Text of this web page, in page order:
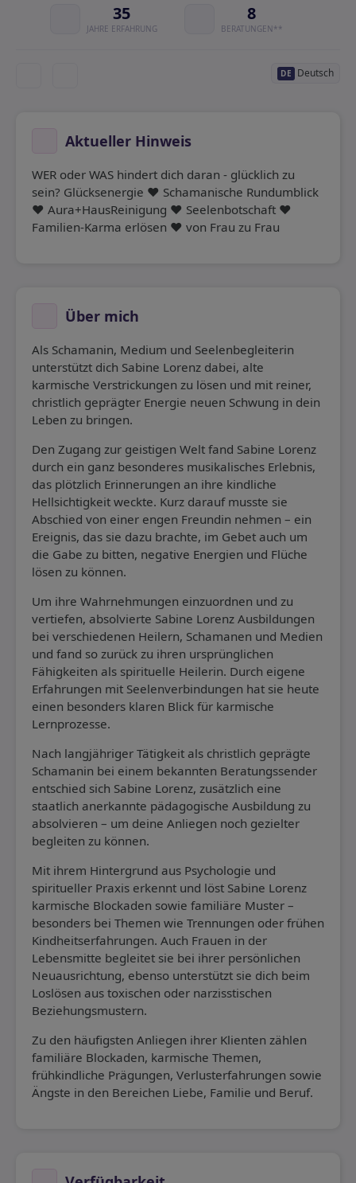
35
JAHRE ERFAHRUNG
8
BERATUNGEN**
DE Deutsch
Aktueller Hinweis
WER oder WAS hindert dich daran - glücklich zu
sein? Glücksenergie ❤️ Schamanische Rundumblick
❤️ Aura+HausReinigung ❤️ Seelenbotschaft ❤️
Familien-Karma erlösen ❤️ von Frau zu Frau
Über mich
Als Schamanin, Medium und Seelenbegleiterin
unterstützt dich Sabine Lorenz dabei, alte
karmische Verstrickungen zu lösen und mit reiner,
christlich geprägter Energie neuen Schwung in dein
Leben zu bringen.
Den Zugang zur geistigen Welt fand Sabine Lorenz
durch ein ganz besonderes musikalisches Erlebnis,
das plötzlich Erinnerungen an ihre kindliche
Hellsichtigkeit weckte. Kurz darauf musste sie
Abschied von einer engen Freundin nehmen – ein
Ereignis, das sie dazu brachte, im Gebet auch um
die Gabe zu bitten, negative Energien und Flüche
lösen zu können.
Um ihre Wahrnehmungen einzuordnen und zu
vertiefen, absolvierte Sabine Lorenz Ausbildungen
bei verschiedenen Heilern, Schamanen und Medien
und fand so zurück zu ihren ursprünglichen
Fähigkeiten als spirituelle Heilerin. Durch eigene
Erfahrungen mit Seelenverbindungen hat sie heute
einen besonders klaren Blick für karmische
Lernprozesse.
Nach langjähriger Tätigkeit als christlich geprägte
Schamanin bei einem bekannten Beratungssender
entschied sich Sabine Lorenz, zusätzlich eine
staatlich anerkannte pädagogische Ausbildung zu
absolvieren – um deine Anliegen noch gezielter
begleiten zu können.
Mit ihrem Hintergrund aus Psychologie und
spiritueller Praxis erkennt und löst Sabine Lorenz
karmische Blockaden sowie familiäre Muster –
besonders bei Themen wie Trennungen oder frühen
Kindheitserfahrungen. Auch Frauen in der
Lebensmitte begleitet sie bei ihrer persönlichen
Neuausrichtung, ebenso unterstützt sie dich beim
Loslösen aus toxischen oder narzisstischen
Beziehungsmustern.
Zu den häufigsten Anliegen ihrer Klienten zählen
familiäre Blockaden, karmische Themen,
frühkindliche Prägungen, Verlusterfahrungen sowie
Ängste in den Bereichen Liebe, Familie und Beruf.